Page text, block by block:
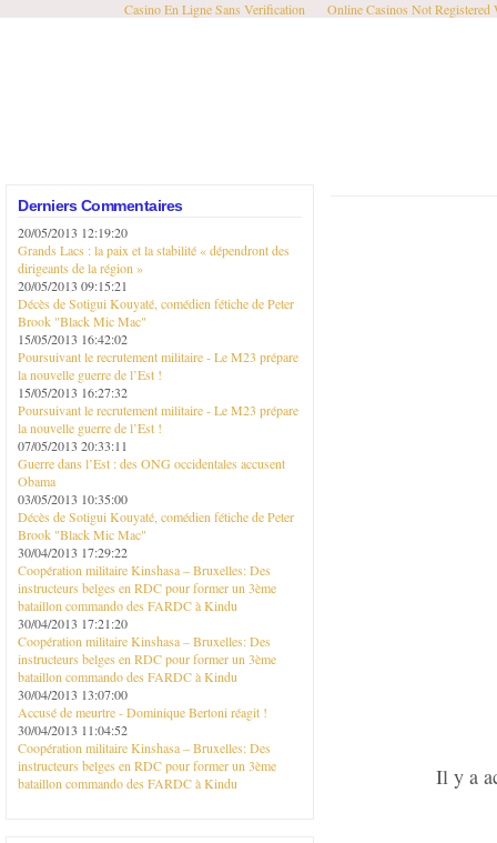
Casino En Ligne Sans Verification Online Casinos Not Registered
Derniers Commentaires
20/05/2013 12:19:20
Grands Lacs : la paix et la stabilité « dépendront des
dirigeants de la région »
20/05/2013 09:15:21
Décès de Sotigui Kouyaté, comédien fétiche de Peter
Brook "Black Mic Mac"
15/05/2013 16:42:02
Poursuivant le recrutement militaire - Le M23 prépare
la nouvelle guerre de l’Est !
15/05/2013 16:27:32
Poursuivant le recrutement militaire - Le M23 prépare
la nouvelle guerre de l’Est !
07/05/2013 20:33:11
Guerre dans l’Est : des ONG occidentales accusent
Obama
03/05/2013 10:35:00
Décès de Sotigui Kouyaté, comédien fétiche de Peter
Brook "Black Mic Mac"
30/04/2013 17:29:22
Coopération militaire Kinshasa – Bruxelles: Des
instructeurs belges en RDC pour former un 3ème
bataillon commando des FARDC à Kindu
30/04/2013 17:21:20
Coopération militaire Kinshasa – Bruxelles: Des
instructeurs belges en RDC pour former un 3ème
bataillon commando des FARDC à Kindu
30/04/2013 13:07:00
Accusé de meurtre - Dominique Bertoni réagit !
30/04/2013 11:04:52
Coopération militaire Kinshasa – Bruxelles: Des
instructeurs belges en RDC pour former un 3ème
bataillon commando des FARDC à Kindu
Il y a